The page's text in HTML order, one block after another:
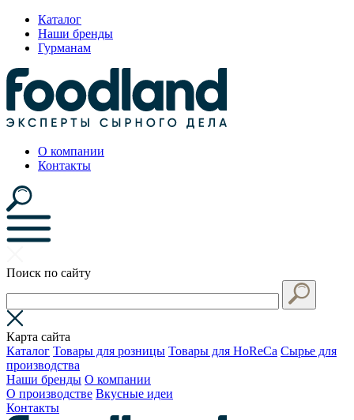
Каталог
Наши бренды
Гурманам
О компании
Контакты
Поиск по сайту
Карта сайта
Каталог Товары для розницы Товары для HoReCa Сырье для
производства
Наши бренды О компании
О производстве Вкусные идеи
Контакты